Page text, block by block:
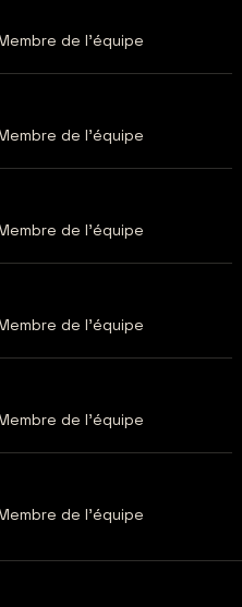
de l'équipe
de l'équipe
de l'équipe
de l'équipe
de l'équipe
de l'équipe